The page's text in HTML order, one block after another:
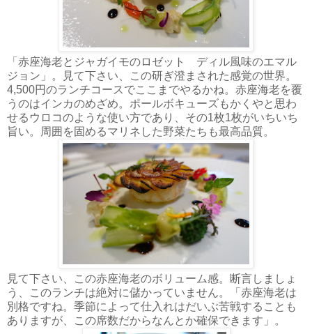
「赤座海老とジャガイモのロゼット ディル風味のエマル
ジョン」。見て下さい、この研ぎ澄まされた感覚の世界。
4,500円のランチコースでここまでやるかね。赤座海老を覆
うのはインカのめざめ。ポールボキューズもかくやと思わ
せるウロコのような使い方であり、その1枚1枚がいちいち
旨い。周囲を固めるマリネした野菜たちも最高品質。
見て下さい、この赤座海老のボリューム感。断言しましょ
う、このランチは絶対に儲かっていません。「赤座海老は
別格ですね。季節によって仕入れはだいぶ苦戦することも
ありますが、この席数だからなんとか確保できます」。